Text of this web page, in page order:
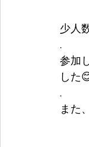
少人
.
参加
した
.
また